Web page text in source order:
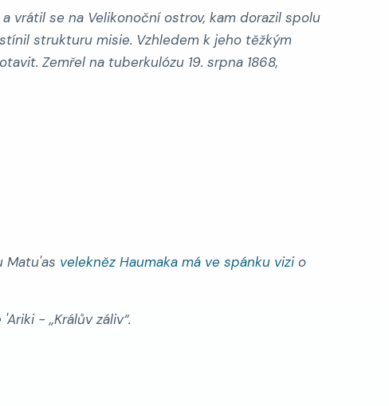
vrátil se na Velikonoční ostrov, kam dorazil spolu
strukturu misie. Vzhledem k jeho těžkým
Zemřel na tuberkulózu 19. srpna 1868,
Matu'as velekněz Haumaka má ve spánku vizio
'Ariki - Králův záliv .